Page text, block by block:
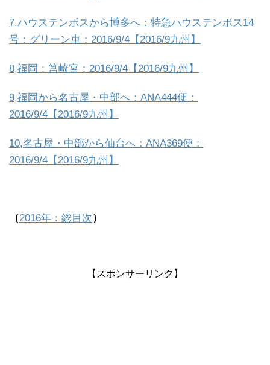
7,ハウステンボスから博多へ：特急ハウステンボス14
号：グリーン車：2016/9/4【2016/9九州】
8,福岡：筥崎宮：2016/9/4【2016/9九州】
9,福岡から名古屋・中部へ：ANA444便：
2016/9/4【2016/9九州】
10,名古屋・中部から仙台へ：ANA369便：
2016/9/4【2016/9九州】
（2016年：総目次）
【スポンサーリンク】